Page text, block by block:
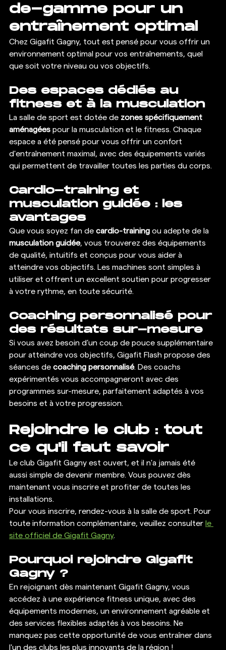
de-gamme pour un
entraînement optimal
Chez Gigafit Gagny, tout est pensé pour vous offrir un
environnement optimal pour vos entraînements, quel
que soit votre niveau ou vos objectifs.
Des espaces dédiés au
fitness et à la musculation
La salle de sport est dotée de zones spécifiquement
aménagées pour la musculation et le fitness. Chaque
espace a été pensé pour vous offrir un confort
d'entraînement maximal, avec des équipements variés
qui permettent de travailler toutes les parties du corps.
Cardio-training et
musculation guidée : les
avantages
Que vous soyez fan de cardio-training ou adepte de la
musculation guidée, vous trouverez des équipements
de qualité, intuitifs et conçus pour vous aider à
atteindre vos objectifs. Les machines sont simples à
utiliser et offrent un excellent soutien pour progresser
à votre rythme, en toute sécurité.
Coaching personnalisé pour
des résultats sur-mesure
Si vous avez besoin d’un coup de pouce supplémentaire
pour atteindre vos objectifs, Gigafit Flash propose des
séances de coaching personnalisé. Des coachs
expérimentés vous accompagneront avec des
programmes sur-mesure, parfaitement adaptés à vos
besoins et à votre progression.
Rejoindre le club : tout
ce qu'il faut savoir
Le club Gigafit Gagny est ouvert, et il n'a jamais été
aussi simple de devenir membre. Vous pouvez dès
maintenant vous inscrire et profiter de toutes les
installations.
Pour vous inscrire, rendez-vous à la salle de sport. Pour
toute information complémentaire, veuillez consulter le
site officiel de Gigafit Gagny.
Pourquoi rejoindre Gigafit
Gagny ?
En rejoignant dès maintenant Gigafit Gagny, vous
accédez à une expérience fitness unique, avec des
équipements modernes, un environnement agréable et
des services flexibles adaptés à vos besoins. Ne
manquez pas cette opportunité de vous entraîner dans
l'un des clubs les plus innovants de la région !